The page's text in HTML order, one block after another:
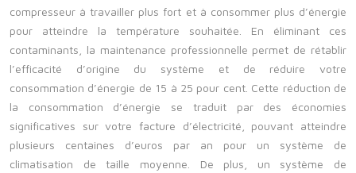
compresseur à travailler plus fort et à consommer plus d’énergie
pour atteindre la température souhaitée. En éliminant ces
contaminants, la maintenance professionnelle permet de rétablir
l’efficacité d’origine du système et de réduire votre
consommation d’énergie de 15 à 25 pour cent. Cette réduction de
la consommation d’énergie se traduit par des économies
significatives sur votre facture d’électricité, pouvant atteindre
plusieurs centaines d’euros par an pour un système de
climatisation de taille moyenne. De plus, un système de